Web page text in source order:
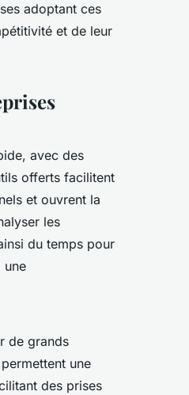
adoptant ces
et de leur
avec des
offerts facilitent
et ouvrent la
les
du temps pour
une
de grands
une
des prises